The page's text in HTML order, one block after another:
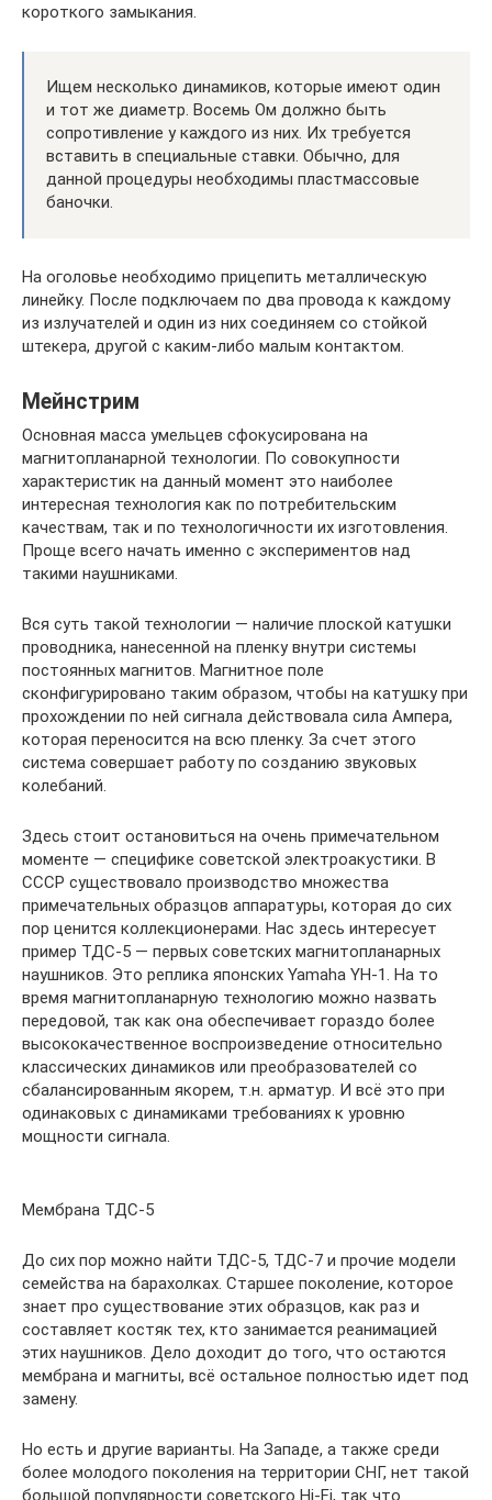
короткого замыкания.
Ищем несколько динамиков, которые имеют один
и тот же диаметр. Восемь Ом должно быть
сопротивление у каждого из них. Их требуется
вставить в специальные ставки. Обычно, для
данной процедуры необходимы пластмассовые
баночки.
На оголовье необходимо прицепить металлическую
линейку. После подключаем по два провода к каждому
из излучателей и один из них соединяем со стойкой
штекера, другой с каким-либо малым контактом.
Мейнстрим
Основная масса умельцев сфокусирована на
магнитопланарной технологии. По совокупности
характеристик на данный момент это наиболее
интересная технология как по потребительским
качествам, так и по технологичности их изготовления.
Проще всего начать именно с экспериментов над
такими наушниками.
Вся суть такой технологии — наличие плоской катушки
проводника, нанесенной на пленку внутри системы
постоянных магнитов. Магнитное поле
сконфигурировано таким образом, чтобы на катушку при
прохождении по ней сигнала действовала сила Ампера,
которая переносится на всю пленку. За счет этого
система совершает работу по созданию звуковых
колебаний.
Здесь стоит остановиться на очень примечательном
моменте — специфике советской электроакустики. В
СССР существовало производство множества
примечательных образцов аппаратуры, которая до сих
пор ценится коллекционерами. Нас здесь интересует
пример ТДС-5 — первых советских магнитопланарных
наушников. Это реплика японских Yamaha YH-1. На то
время магнитопланарную технологию можно назвать
передовой, так как она обеспечивает гораздо более
высококачественное воспроизведение относительно
классических динамиков или преобразователей со
сбалансированным якорем, т.н. арматур. И всё это при
одинаковых с динамиками требованиях к уровню
мощности сигнала.
Мембрана ТДС-5
До сих пор можно найти ТДС-5, ТДС-7 и прочие модели
семейства на барахолках. Старшее поколение, которое
знает про существование этих образцов, как раз и
составляет костяк тех, кто занимается реанимацией
этих наушников. Дело доходит до того, что остаются
мембрана и магниты, всё остальное полностью идет под
замену.
Но есть и другие варианты. На Западе, а также среди
более молодого поколения на территории СНГ, нет такой
большой популярности советского Hi-Fi, так что